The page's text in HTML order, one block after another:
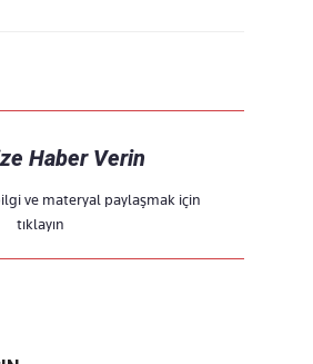
Haber Verin
ve materyal paylaşmak için
tıklayın